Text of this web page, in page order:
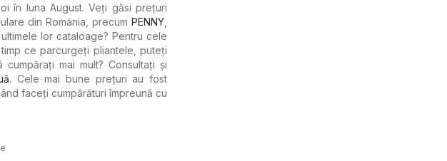
în luna August. Veți găsi prețuri
din România, precum PENNY
lor cataloage? Pentru cele
ce parcurgeți pliantele, puteți
mai mult? Consultați și
. Cele mai bune prețuri au fost
faceți cumpărături împreună cu